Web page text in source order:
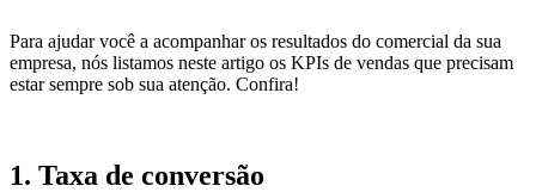
Para ajudar você a acompanhar os resultados do comercial da sua
empresa, nós listamos neste artigo os KPIs de vendas que precisam
estar sempre sob sua atenção. Confira!
1. Taxa de conversão